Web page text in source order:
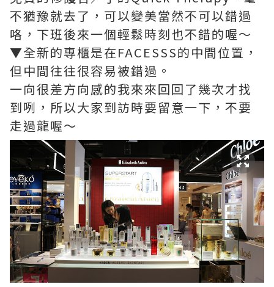
不猶豫就去了，可以變美當然不可以錯過
咯，下班後來一個輕鬆時刻也不錯的喔～
▼全新的專櫃是在FACESSS的中間位置，
但中間往往很容易被錯過。
一向很差方向感的我來來回回了幾次才找
到咧，所以大家到訪時要留意一下，不要
走過龍喔～